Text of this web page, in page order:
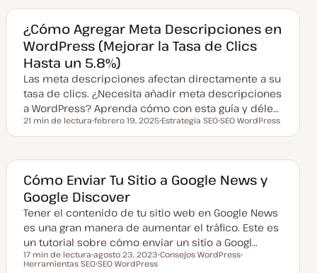
a
c
t
u
a
i
z
a
d
a
¿Cómo Agregar Meta Descripciones en
WordPress (Mejorar la Tasa de Clics
Hasta un 5.8%)
Las meta descripciones afectan directamente a su
tasa de clics. ¿Necesita añadir meta descripciones
a WordPress? Aprenda cómo con esta guía y déle…
Tiempo de lectura
21 min de lectura
e
h
a
c
t
u
a
i
z
a
d
a
febrero 19, 2025
e
a
Estrategia SEO
e
a
SEO WordPress
Cómo Enviar Tu Sitio a Google News y
Google Discover
Tener el contenido de tu sitio web en Google News
es una gran manera de aumentar el tráfico. Este es
un tutorial sobre cómo enviar un sitio a Googl…
Tiempo de lectura
17 min de lectura
F
agosto 23, 2023 Consejos WordPress
Herramientas SEO SEO WordPress